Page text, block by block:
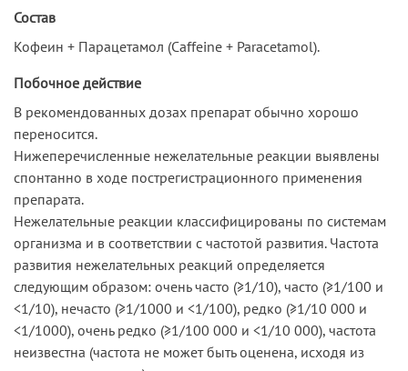
Состав
Кофеин + Парацетамол (Caffeine + Paracetamol).
Побочное действие
В рекомендованных дозах препарат обычно хорошо
переносится.
Нижеперечисленные нежелательные реакции выявлены
спонтанно в ходе пострегистрационного применения
препарата.
Нежелательные реакции классифицированы по системам
организма и в соответствии с частотой развития. Частота
развития нежелательных реакций определяется
следующим образом: очень часто (≥1/10), часто (≥1/100 и
<1/10), нечасто (≥1/1000 и <1/100), редко (≥1/10 000 и
<1/1000), очень редко (≥1/100 000 и <1/10 000), частота
неизвестна (частота не может быть оценена, исходя из